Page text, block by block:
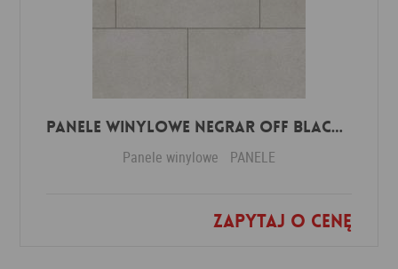
Panele winylowe Negrar off black 57614 Klasa 34 3 mm
Panele winylowe PANELE
Zapytaj o cenę
Dodaj do ulubionych